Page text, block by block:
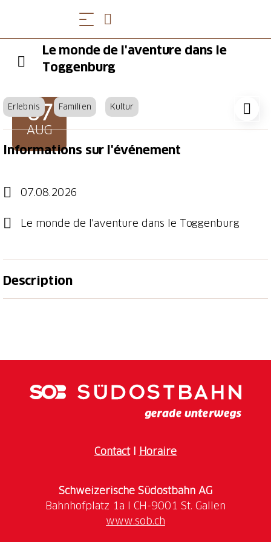
Le monde de l'aventure dans le
Toggenburg
07
AUG
Erlebnis Familien Kultur
Informations sur l'événement
07.08.2026
Le monde de l'aventure dans le Toggenburg
Description
Playmobil. Outre des paysages impressionnants et
sont à découvrir : le Traverso et le Flirt, reproduits
dans les moindres détails en LEGO. Ces deux
modèles de trains ont été réalisés à l'échelle 1:50 par
cette exposition variée qui ravira petits et grands.
ContactI Horaire
Schweizerische Südostbahn AG
www.sob.ch